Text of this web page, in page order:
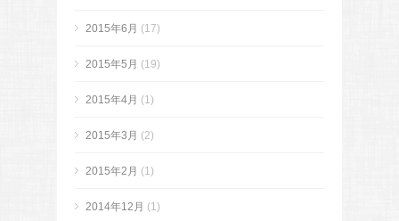
2015年6月 (17)
2015年5月 (19)
2015年4月 (1)
2015年3月 (2)
2015年2月 (1)
2014年12月 (1)